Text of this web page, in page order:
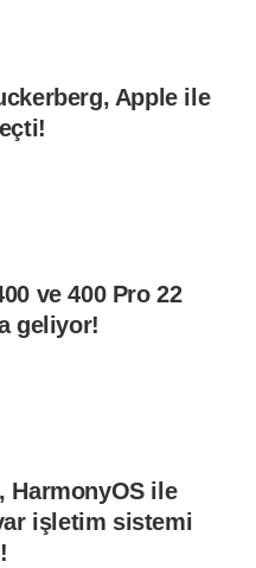
Apple ile
ve 400 Pro 22
geliyor!
HarmonyOS ile
işletim sistemi